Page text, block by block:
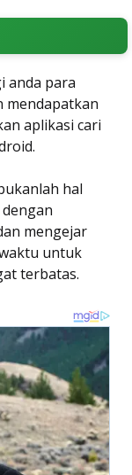
anda para
mendapatkan
aplikasi cari
hal
mengejar
untuk
terbatas.